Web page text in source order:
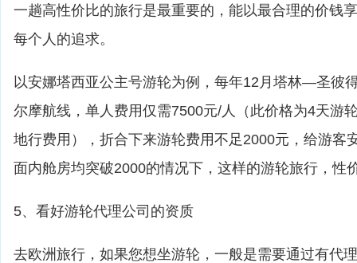
一趟高性价比的旅行是最重要的，能以最合理的价钱
每个人的追求。
以安娜塔西亚公主号游轮为例，每年12月塔林—圣
尔摩航线，单人费用仅需7500元/人（此价格为4天游
地行费用），折合下来游轮费用不足2000元，给游客
面内舱房均突破2000的情况下，这样的游轮旅行，性
5、看好游轮代理公司的资质
去欧洲旅行，如果您想坐游轮，一般是需要通过有代